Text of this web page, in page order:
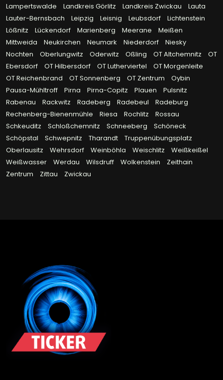
Lampertswalde
Landkreis Görlitz Landkreis Zwickau
Lauta
Lauter-Bernsbach
Leipzig Leisnig Leubsdorf
Lichtenstein
Lößnitz
Lückendorf Marienberg Meerane
Meißen
Mittweida
Neukirchen Neumark Niederdorf
Niesky
Nochten
Oberlungwitz Oderwitz Oßling OT Altchemnitz
OT
Ebersdorf
OT Hilbersdorf OT Lutherviertel
OT Morgenleite
OT Reichenbrand
OT Sonnenberg OT Zentrum
Oybin
Pausa-Mühltroff
Pirna Pirna-Copitz Plauen
Pulsnitz
Rabenau
Rackwitz Radeberg Radebeul
Radeburg
Rechenberg-Bienenmühle
Riesa Rochlitz
Rossau
Schkeuditz
Schloßchemnitz Schneeberg
Schöneck
Schöpstal
Schwepnitz Tharandt
Truppenübungsplatz
Oberlausitz
Wehrsdorf Weinböhla Weischlitz
Weißkeißel
Weißwasser
Werdau Wilsdruff Wolkenstein
Zeithain
Zentrum
Zittau Zwickau